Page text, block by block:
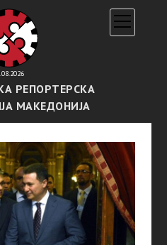
РЕПОРТЕРСКА
МАКЕДОНИЈА
open
menu